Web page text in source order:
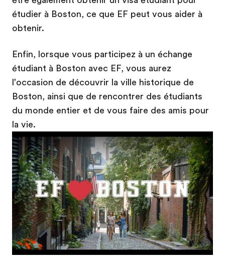
étudier à Boston, ce que EF peut vous aider à
obtenir.
Enfin, lorsque vous participez à un échange
étudiant à Boston avec EF, vous aurez
l'occasion de découvrir la ville historique de
Boston, ainsi que de rencontrer des étudiants
du monde entier et de vous faire des amis pour
la vie.
Play